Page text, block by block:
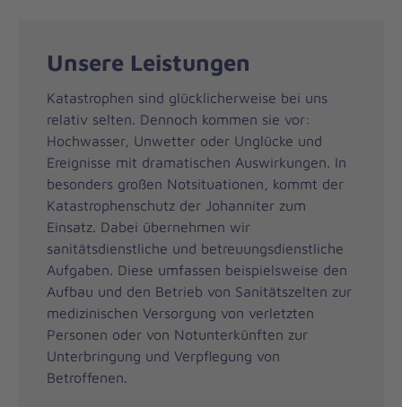
Unsere Leistungen
Katastrophen sind glücklicherweise bei uns
relativ selten. Dennoch kommen sie vor:
Hochwasser, Unwetter oder Unglücke und
Ereignisse mit dramatischen Auswirkungen. In
besonders großen Notsituationen, kommt der
Katastrophenschutz der Johanniter zum
Einsatz. Dabei übernehmen wir
sanitätsdienstliche und betreuungsdienstliche
Aufgaben. Diese umfassen beispielsweise den
Aufbau und den Betrieb von Sanitätszelten zur
medizinischen Versorgung von verletzten
Personen oder von Notunterkünften zur
Unterbringung und Verpflegung von
Betroffenen.